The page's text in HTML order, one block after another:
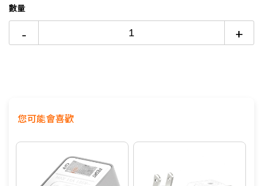
◆智慧辨識充電，自動配適電壓
◆平壓式獨立開關，有效避免誤觸
◆機身PC防火材質，強韌不易燃燒
◆兒童安全防護蓋，預防導電體插入
數量
- +
您可能會喜歡